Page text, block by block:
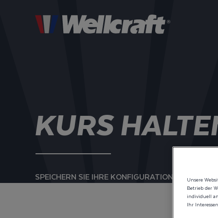
KURS
SPEICHERN SIE IHRE KONFIGURATION UNDUnsere
Betrieb der
individuell
Ihr